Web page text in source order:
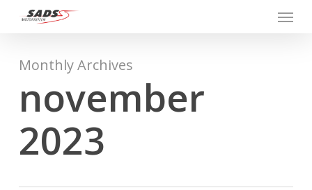
content
Menu
Monthly Archives
november
2023